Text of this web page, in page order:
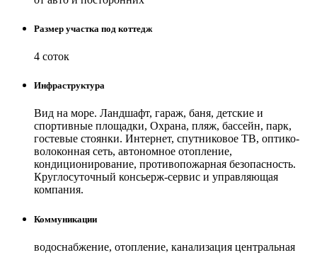
Размер участка под коттедж
4 соток
Инфраструктура
Вид на море. Ландшафт, гараж, баня, детские и
спортивные площадки, Охрана, пляж, бассейн, парк,
гостевые стоянки. Интернет, спутниковое ТВ, оптико-
волоконная сеть, автономное отопление,
кондиционирование, противопожарная безопасность.
Круглосуточный консьерж-сервис и управляющая
компания.
Коммуникации
водоснабжение, отопление, канализация центральная